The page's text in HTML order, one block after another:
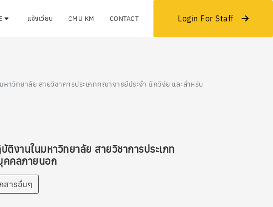
แจ้งเวียน CMU KM CONTACT Login For Staff
าวิทยาลัย สายวิชาการประเภทคณาจารย์ประจำ นักวิจัย และสำหรับ
งานในมหาวิทยาลัย สายวิชาการประเภท
คคลภายนอก
สารอื่นๆ